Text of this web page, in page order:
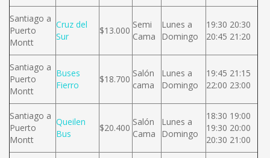
Santiago a
Puerto
Montt
Cruz del
Sur
$13.000
Semi
Cama
Lunes a
Domingo
19:30 20:30
20:45 21:20
Santiago a
Puerto
Montt
Buses
Fierro
$18.700
Salón
cama
Lunes a
Domingo
19:45 21:15
22:00 23:00
Santiago a
Puerto
Montt
Queilen
Bus
$20.400
Salón
Cama
Lunes a
Domingo
18:30 19:00
19:30 20:00
20:30 21:00